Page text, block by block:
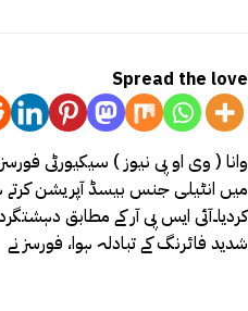
Spread the love
وانا ( وی او پی نیوز ) سیکیورٹی
کردیا۔آئی ایس پی آر کے مطابق
شدید فائرنگ کے تبادلہ ہوا، فورسز نے